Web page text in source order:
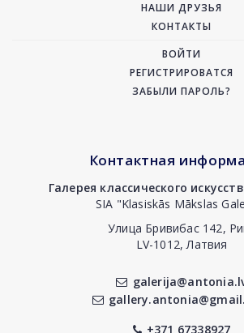
НАШИ ДРУЗЬЯ
КОНТАКТЫ
ВОЙТИ
РЕГИСТРИРОВАТСЯ
ЗАБЫЛИ ПАРОЛЬ?
Контактная
Галерея классического
SIA "Klasiskās Mākslas
Улица Бривибас 142,
LV-1012, Латвия
+371 67338927